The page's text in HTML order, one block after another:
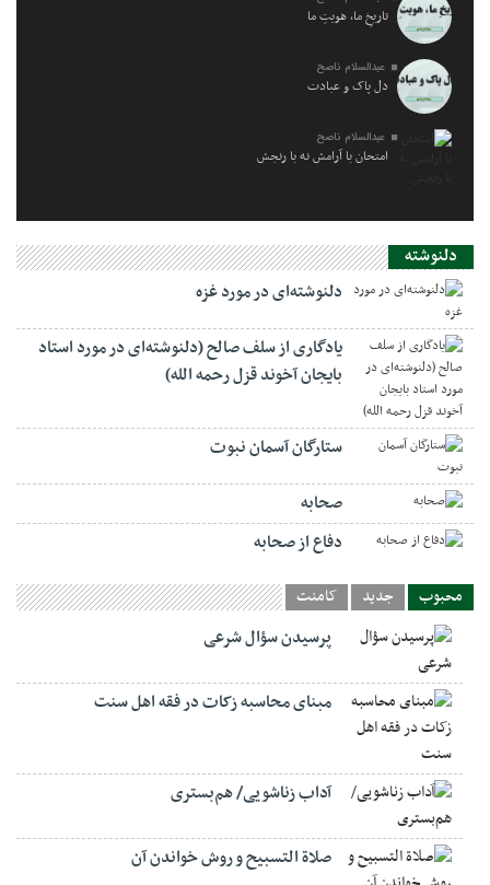
تاریخِ ما، هویتِ ما
عبدالسلام ناصح
دل پاک و عبادت
عبدالسلام ناصح
امتحان با آرامش نه با رنجش
دلنوشته
دلنوشته‌ای در مورد غزه
یادگاری از سلف صالح (دلنوشته‌ای در مورد استاد
بایجان آخوند قزل رحمه الله)
ستارگان آسمان نبوت
صحابه
دفاع از صحابه
محبوب جدید کامنت
پرسیدن سؤال شرعی
مبنای محاسبه زکات در فقه اهل سنت
آداب زناشویی/ هم‌بستری
صلاة التسبيح و روش خواندن آن